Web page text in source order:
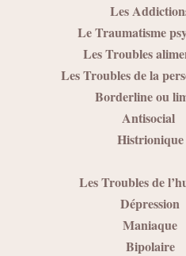
Les
Le Traumatisme
Les Troubles
Les Troubles de la
Borderline ou
Antisocial
Histrionique
Les Troubles de
Dépression
Maniaque
Bipolaire